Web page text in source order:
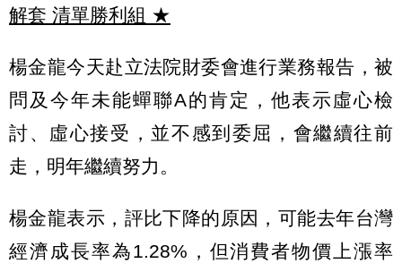
解套 清單勝利組 ★
楊金龍今天赴立法院財委會進行業務報告，被
問及今年未能蟬聯A的肯定，他表示虛心檢
討、虛心接受，並不感到委屈，會繼續往前
走，明年繼續努力。
楊金龍表示，評比下降的原因，可能去年台灣
經濟成長率為1.28%，但消費者物價上漲率